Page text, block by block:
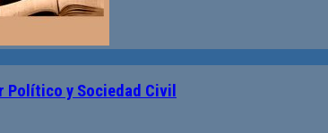
Político y Sociedad Civil